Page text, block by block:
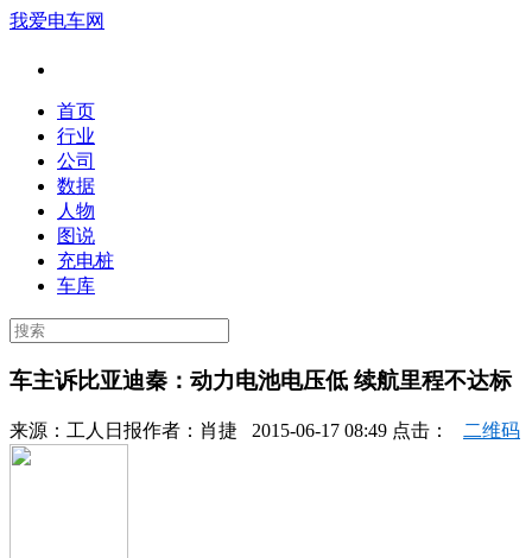
我爱电车网
首页
行业
公司
数据
人物
图说
充电桩
车库
车主诉比亚迪秦：动力电池电压低 续航里程不达标
来源： 工人日报作者： 肖捷 2015-06-17 08:49 点击： 二维码